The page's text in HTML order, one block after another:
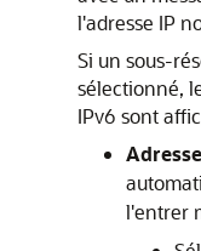
l'adresse IP
Si un sous-
sélectionné,
IPv6 sont
l'entrer